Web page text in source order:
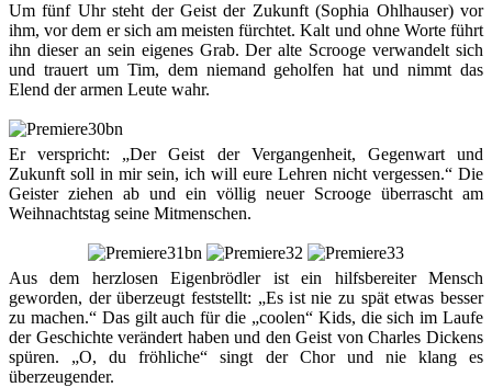
Um fünf Uhr steht der Geist der Zukunft (Sophia Ohlhauser) vor
ihm, vor dem er sich am meisten fürchtet. Kalt und ohne Worte führt
ihn dieser an sein eigenes Grab. Der alte Scrooge verwandelt sich
und trauert um Tim, dem niemand geholfen hat und nimmt das
Elend der armen Leute wahr.
Er verspricht: „Der Geist der Vergangenheit, Gegenwart und
Zukunft soll in mir sein, ich will eure Lehren nicht vergessen.“ Die
Geister ziehen ab und ein völlig neuer Scrooge überrascht am
Weihnachtstag seine Mitmenschen.
Aus dem herzlosen Eigenbrödler ist ein hilfsbereiter Mensch
geworden, der überzeugt feststellt: „Es ist nie zu spät etwas besser
zu machen.“ Das gilt auch für die „coolen“ Kids, die sich im Laufe
der Geschichte verändert haben und den Geist von Charles Dickens
spüren. „O, du fröhliche“ singt der Chor und nie klang es
überzeugender.